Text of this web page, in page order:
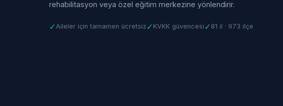
rehabilitasyon veya özel eğitim merkezine yönlendirir.
✓Aileler için tamamen ücretsiz ✓ KVKK güvencesi ✓ 81 il · 973 ilçe